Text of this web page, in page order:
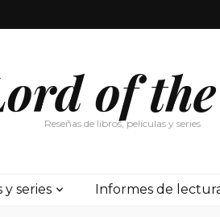
of
Reseñas de libros, películas y series
series Informes de